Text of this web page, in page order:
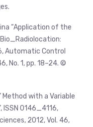
“Application of the
Automatic Control
No. 1, pp. 18–24. ©
Method with a Variable
ISSN 0146_4116,
2012, Vol. 46,